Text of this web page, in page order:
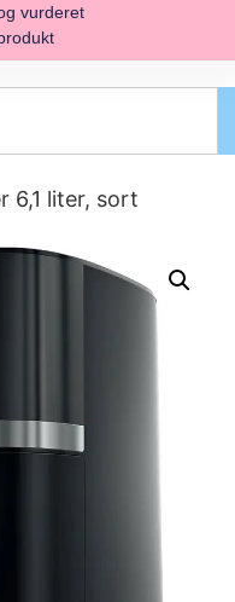
vurderet
6,1 liter, sort